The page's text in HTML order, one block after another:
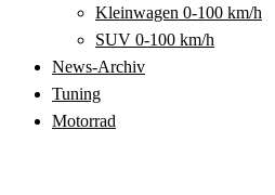
Kleinwagen 0-100 km/h
SUV 0-100 km/h
News-Archiv
Tuning
Motorrad